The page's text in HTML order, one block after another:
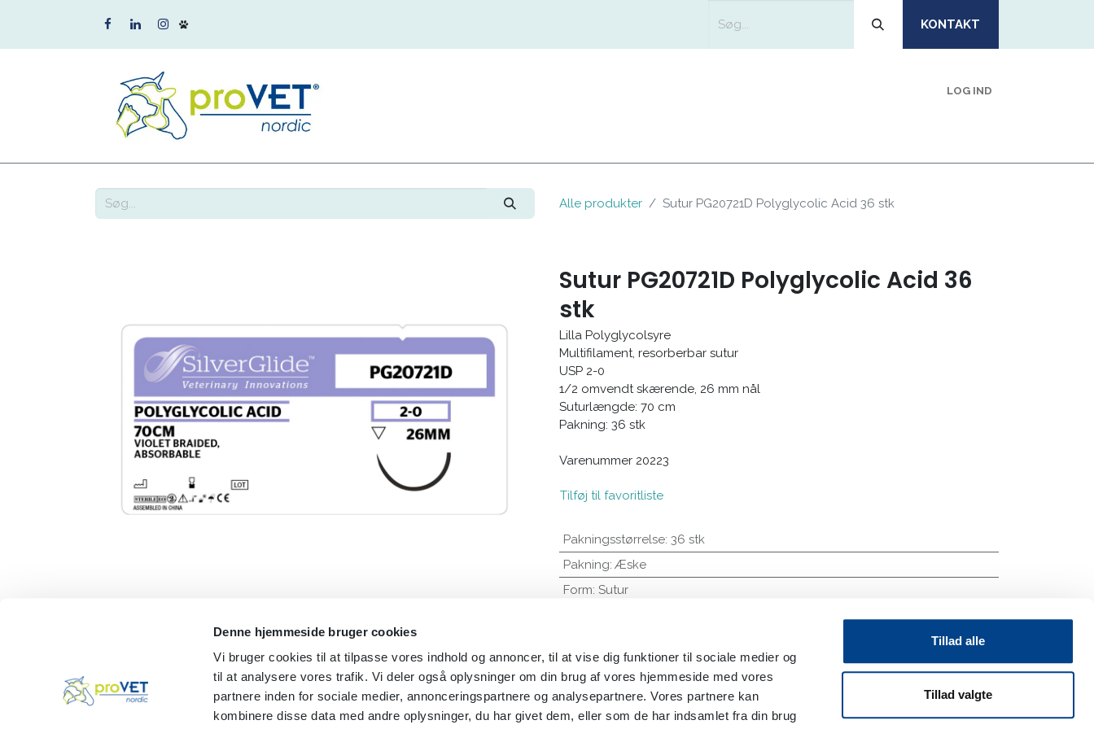
Denne hjemmeside bruger cookies
Vi bruger cookies til at tilpasse vores indhold og annoncer, til at vise dig funktioner til sociale medier og
til at analysere vores trafik. Vi deler også oplysninger om din brug af vores hjemmeside med vores
partnere inden for sociale medier, annonceringspartnere og analysepartnere. Vores partnere kan
kombinere disse data med andre oplysninger, du har givet dem, eller som de har indsamlet fra din brug
Tillad alle
Tillad valgte
KONTAKT
LOG IND
Alle produkter Sutur PG20721D Polyglycolic Acid 36 stk
Sutur PG20721D Polyglycolic Acid 36
stk
Lilla Polyglycolsyre
Multifilament, resorberbar sutur
USP 2-0
1/2 omvendt skærende, 26 mm nål
Suturlængde: 70 cm
Pakning: 36 stk
Varenummer 20223
Tilføj til favoritliste
Pakningsstørrelse: 36 stk
Pakning: Æske
Form: Sutur